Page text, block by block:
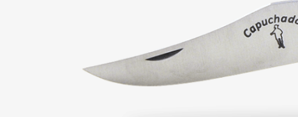
Capuchadou® 10 cm
À partir de 174,00 €